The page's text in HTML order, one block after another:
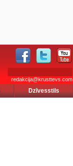
redakcija@krusttevs.com
Dzīvesstils